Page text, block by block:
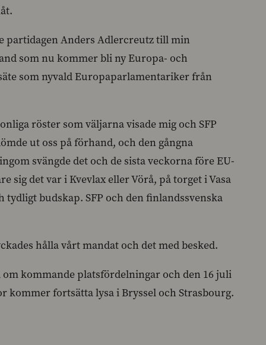
partidagen Anders Adlercreutz till min
som nu kommer bli ny Europa- och
som nyvald Europaparlamentariker från
röster som väljarna visade mig och SFP
ut oss på förhand, och den gångna
svängde det och de sista veckorna före EU-
sig det var i Kvevlax eller Vörå, på torget i Vasa
budskap. SFP och den finlandssvenska
hålla vårt mandat och det med besked.
kommande platsfördelningar och den 16 juli
kommer fortsätta lysa i Bryssel och Strasbourg.